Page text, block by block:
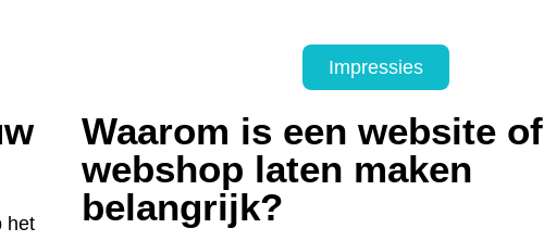
Impressies
het
Waarom is een website of
webshop laten maken
belangrijk?